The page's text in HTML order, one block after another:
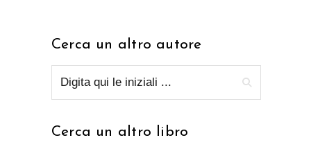
Cerca un altro autore
Cerca un altro libro